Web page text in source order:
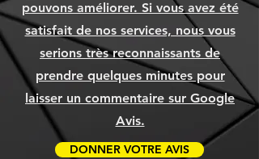
Ajouter au panier
Ajouter au panier
Ajouter au panier
pouvons améliorer. Si vous avez été
satisfait de nos services, nous vous
serions très reconnaissants de
prendre quelques minutes pour
laisser un commentaire sur Google
Avis.
DONNER VOTRE AVIS